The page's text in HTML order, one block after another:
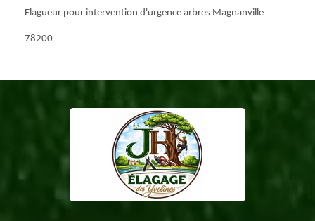
Elagueur pour intervention d'urgence arbres Magnanville
78200